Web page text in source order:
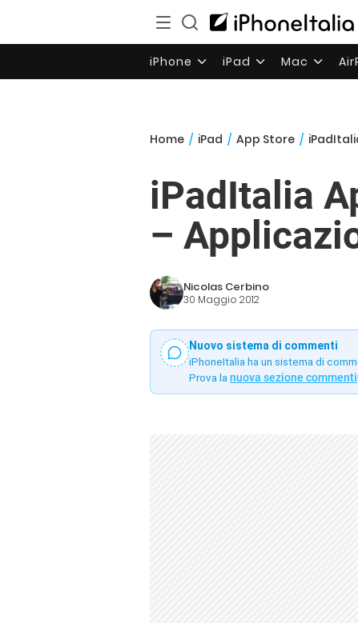
iPhone iPad Mac
Home / iPad / App Store /
iPadItalia
–
Nicolas Cerbino
30 Maggio 2012
Nuovo sistema di commenti
iPhoneItalia ha un sistema di
Prova la nuova sezione commenti!